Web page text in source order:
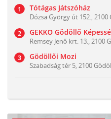
Tótágas Játszóház
Dózsa György út 152., 2100
GEKKO Gödöllő
Remsey Jenő krt. 13., 2100
Gödöllői Mozi
Szabadság tér 5, 2100